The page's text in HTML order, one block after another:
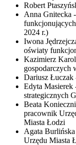
Robert
Anna Gnitecka
2024 r.)
Iwona
oświaty
Kazimierz
gospodarczych
Dariusz Łuczak
Edyta Masierek
strategicznych
Beata
pracownik
Miasta Łodzi
Agata
Urzędu Miasta